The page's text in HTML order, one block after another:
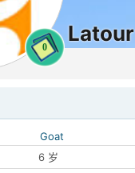
0
Latour
Goat
6 岁